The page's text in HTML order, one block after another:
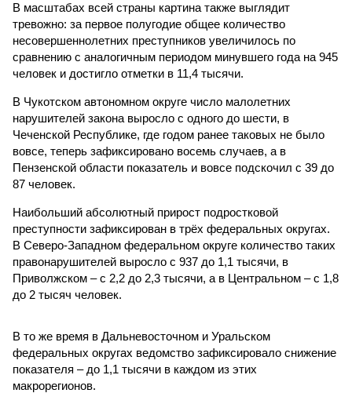
В масштабах всей страны картина также выглядит
тревожно: за первое полугодие общее количество
несовершеннолетних преступников увеличилось по
сравнению с аналогичным периодом минувшего года на 945
человек и достигло отметки в 11,4 тысячи.
В Чукотском автономном округе число малолетних
нарушителей закона выросло с одного до шести, в
Чеченской Республике, где годом ранее таковых не было
вовсе, теперь зафиксировано восемь случаев, а в
Пензенской области показатель и вовсе подскочил с 39 до
87 человек.
Наибольший абсолютный прирост подростковой
преступности зафиксирован в трёх федеральных округах.
В Северо-Западном федеральном округе количество таких
правонарушителей выросло с 937 до 1,1 тысячи, в
Приволжском – с 2,2 до 2,3 тысячи, а в Центральном – с 1,8
до 2 тысяч человек.
В то же время в Дальневосточном и Уральском
федеральных округах ведомство зафиксировало снижение
показателя – до 1,1 тысячи в каждом из этих
макрорегионов.